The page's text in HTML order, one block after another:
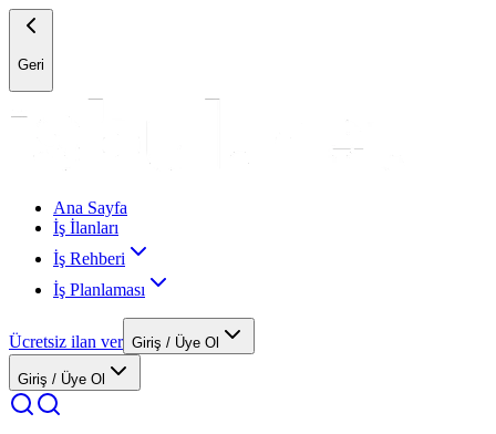
Geri
Ana Sayfa
İş İlanları
İş Rehberi
İş Planlaması
Ücretsiz ilan ver Giriş / Üye Ol
Giriş / Üye Ol